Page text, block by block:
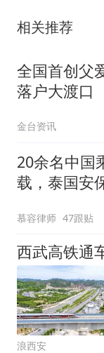
相关推荐
全国首创父
落户大渡口
金台资讯
20余名中国
载，泰国安
慕容律师 47跟贴
浪西安